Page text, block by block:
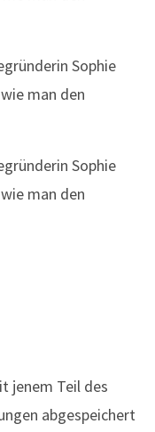
jenem Teil des
abgespeichert